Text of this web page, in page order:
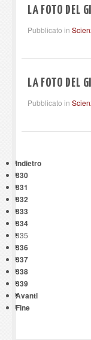
LA FOTO DEL
Pubblicato in
LA FOTO DEL
Pubblicato in
Indietro
330
331
332
333
334
335
336
337
338
339
Avanti
Fine